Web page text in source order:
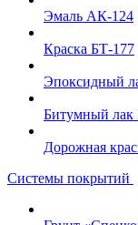
Эмаль АК-124
Краска БТ-177
Эпоксидный
Битумный лак
Дорожная
Системы покрытий